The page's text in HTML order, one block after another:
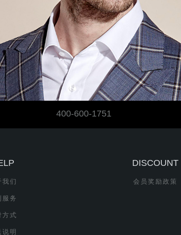
400-600-1751
我们
服务
方式
说明
DISCOUNT
会员奖励政策